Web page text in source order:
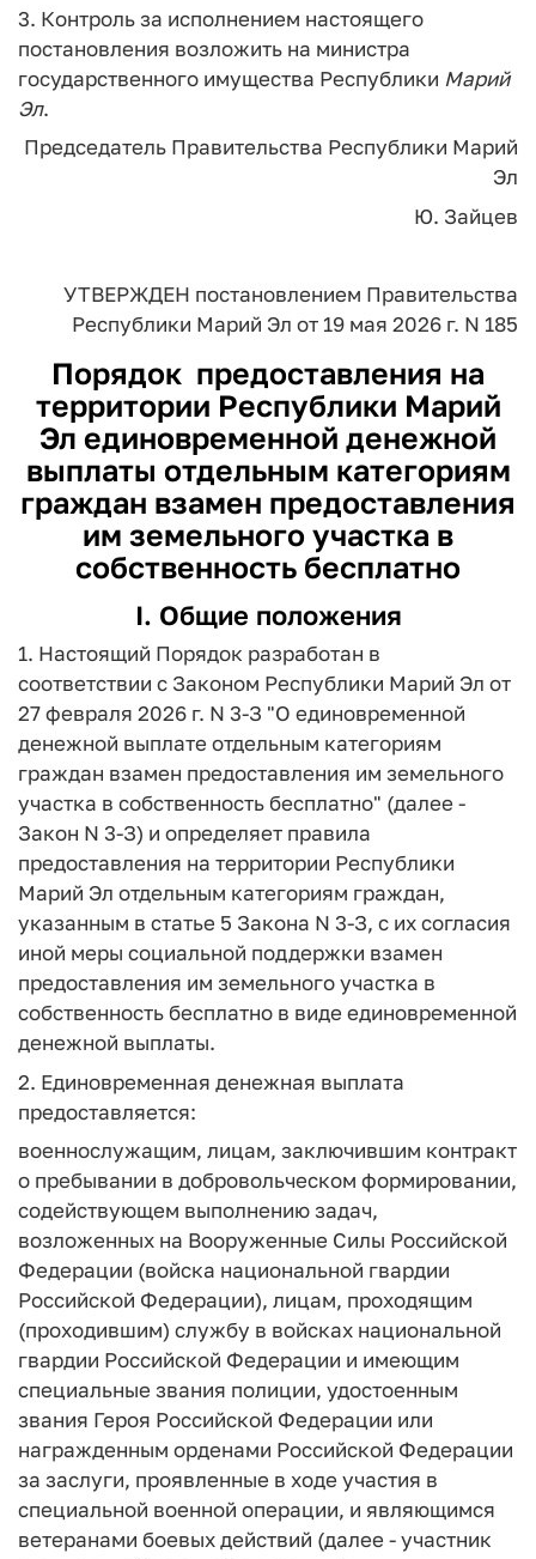
3. Контроль за исполнением настоящего
постановления возложить на министра
государственного имущества Республики Марий
Эл.
Председатель Правительства Республики Марий
Эл
Ю. Зайцев
УТВЕРЖДЕН постановлением Правительства
Республики Марий Эл от 19 мая 2026 г. N 185
Порядок предоставления на
территории Республики Марий
Эл единовременной денежной
выплаты отдельным категориям
граждан взамен предоставления
им земельного участка в
собственность бесплатно
I. Общие положения
1. Настоящий Порядок разработан в
соответствии с Законом Республики Марий Эл от
27 февраля 2026 г. N 3-З "О единовременной
денежной выплате отдельным категориям
граждан взамен предоставления им земельного
участка в собственность бесплатно" (далее -
Закон N 3-З) и определяет правила
предоставления на территории Республики
Марий Эл отдельным категориям граждан,
указанным в статье 5 Закона N 3-З, с их согласия
иной меры социальной поддержки взамен
предоставления им земельного участка в
собственность бесплатно в виде единовременной
денежной выплаты.
2. Единовременная денежная выплата
предоставляется:
военнослужащим, лицам, заключившим контракт
о пребывании в добровольческом формировании,
содействующем выполнению задач,
возложенных на Вооруженные Силы Российской
Федерации (войска национальной гвардии
Российской Федерации), лицам, проходящим
(проходившим) службу в войсках национальной
гвардии Российской Федерации и имеющим
специальные звания полиции, удостоенным
звания Героя Российской Федерации или
награжденным орденами Российской Федерации
за заслуги, проявленные в ходе участия в
специальной военной операции, и являющимся
ветеранами боевых действий (далее - участник